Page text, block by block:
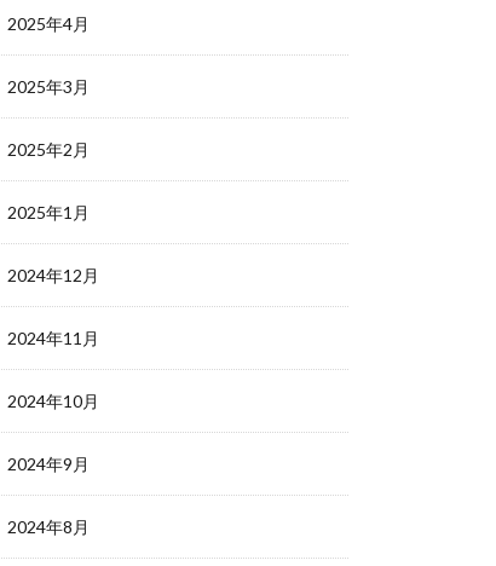
2025年4月
2025年3月
2025年2月
2025年1月
2024年12月
2024年11月
2024年10月
2024年9月
2024年8月